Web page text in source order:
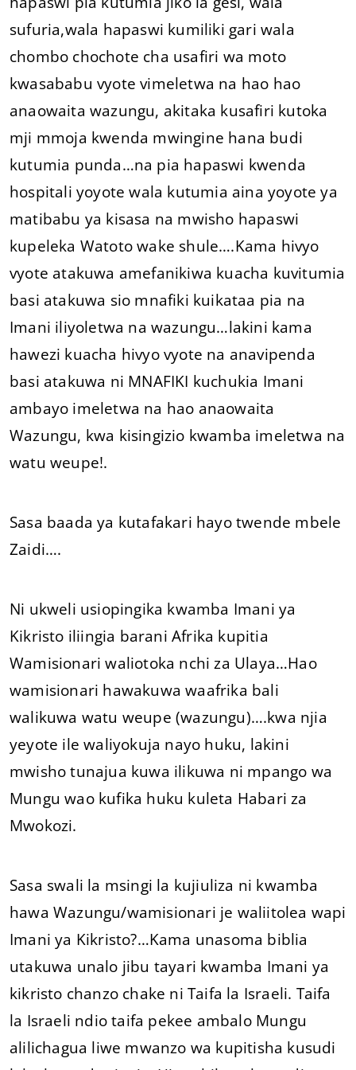
sufuria,wala hapaswi kumiliki gari wala
chombo chochote cha usafiri wa moto
kwasababu vyote vimeletwa na hao hao
anaowaita wazungu, akitaka kusafiri kutoka
mji mmoja kwenda mwingine hana budi
kutumia punda…na pia hapaswi kwenda
hospitali yoyote wala kutumia aina yoyote ya
matibabu ya kisasa na mwisho hapaswi
kupeleka Watoto wake shule….Kama hivyo
vyote atakuwa amefanikiwa kuacha kuvitumia
basi atakuwa sio mnafiki kuikataa pia na
Imani iliyoletwa na wazungu…lakini kama
hawezi kuacha hivyo vyote na anavipenda
basi atakuwa ni MNAFIKI kuchukia Imani
ambayo imeletwa na hao anaowaita
Wazungu, kwa kisingizio kwamba imeletwa na
watu weupe!.
Sasa baada ya kutafakari hayo twende mbele
Zaidi….
Ni ukweli usiopingika kwamba Imani ya
Kikristo iliingia barani Afrika kupitia
Wamisionari waliotoka nchi za Ulaya…Hao
wamisionari hawakuwa waafrika bali
walikuwa watu weupe (wazungu)….kwa njia
yeyote ile waliyokuja nayo huku, lakini
mwisho tunajua kuwa ilikuwa ni mpango wa
Mungu wao kufika huku kuleta Habari za
Mwokozi.
Sasa swali la msingi la kujiuliza ni kwamba
hawa Wazungu/wamisionari je waliitolea wapi
Imani ya Kikristo?…Kama unasoma biblia
utakuwa unalo jibu tayari kwamba Imani ya
kikristo chanzo chake ni Taifa la Israeli. Taifa
la Israeli ndio taifa pekee ambalo Mungu
alilichagua liwe mwanzo wa kupitisha kusudi